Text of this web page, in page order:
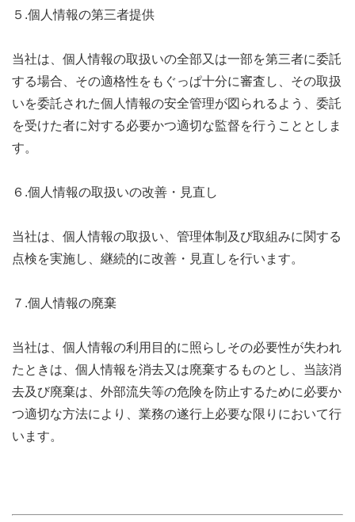
５.個人情報の第三者提供
当社は、個人情報の取扱いの全部又は一部を第三者に委託
する場合、その適格性をもぐっぱ十分に審査し、その取扱
いを委託された個人情報の安全管理が図られるよう、委託
を受けた者に対する必要かつ適切な監督を行うこととしま
す。
６.個人情報の取扱いの改善・見直し
当社は、個人情報の取扱い、管理体制及び取組みに関する
点検を実施し、継続的に改善・見直しを行います。
７.個人情報の廃棄
当社は、個人情報の利用目的に照らしその必要性が失われ
たときは、個人情報を消去又は廃棄するものとし、当該消
去及び廃棄は、外部流失等の危険を防止するために必要か
つ適切な方法により、業務の遂行上必要な限りにおいて行
います。